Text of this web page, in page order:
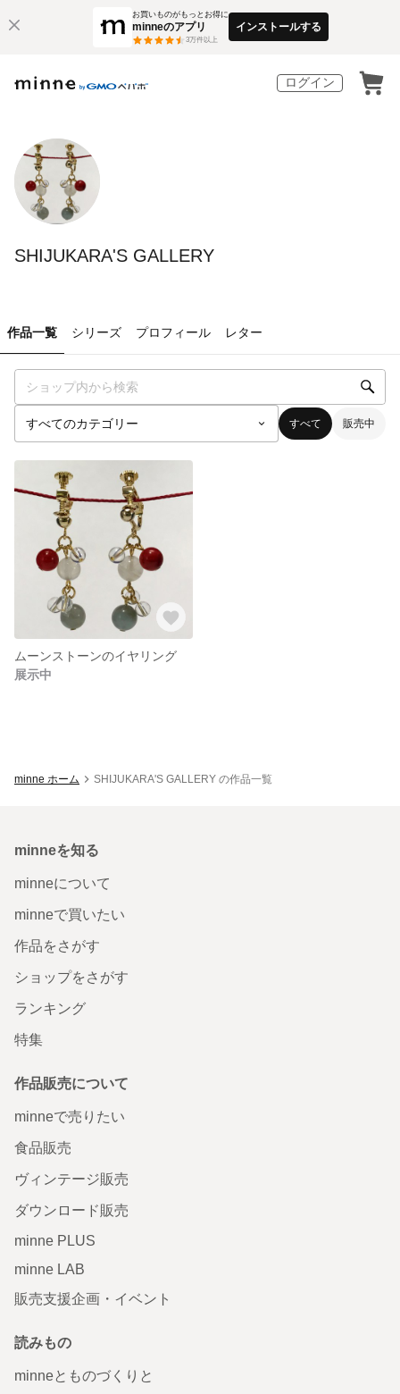
お買いものがもっとお得に
minneのアプリ
3万件以上
インストールする
ログイン
SHIJUKARA'S GALLERY
作品一覧 シリーズ プロフィール レター
すべて 販売中
ムーンストーンのイヤリング
展示中
minne ホーム SHIJUKARA'S GALLERY の作品一覧
minneを知る
minneについて
minneで買いたい
作品をさがす
ショップをさがす
ランキング
特集
作品販売について
minneで売りたい
食品販売
ヴィンテージ販売
ダウンロード販売
minne PLUS
minne LAB
販売支援企画・イベント
読みもの
minneとものづくりと